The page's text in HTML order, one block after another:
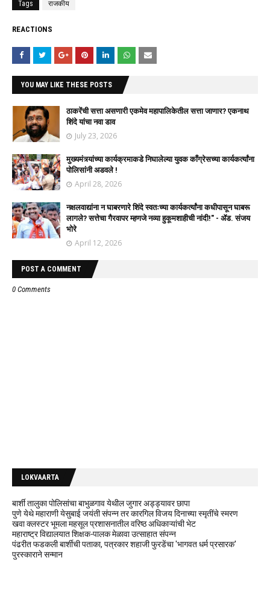
Tags राजकीय
REACTIONS
YOU MAY LIKE THESE POSTS
ठाकरेंची सत्ता असणारी एकमेव महापालिकेतील सत्ता जाणार? एकनाथ
शिंदे यांचा नवा डाव
July 23, 2026
मुख्यमंत्र्यांच्या कार्यक्रमाकडे निघालेल्या युवक काँग्रेसच्या कार्यकर्त्यांना
पोलिसांनी अडवले !
April 28, 2026
नक्षलवाद्यांना न घाबरणारे शिंदे स्वतःच्या कार्यकर्त्यांना कधीपासून घाबरू
लागले? सत्तेचा गैरवापर म्हणजे नव्या हुकूमशाहीची नांदी!" - ॲड. संजय
भोरे
April 12, 2026
POST A COMMENT
0 Comments
LOKVAARTA
बार्शी तालुका पोलिसांचा बाभुळगाव येथील जुगार अड्ड्यावर छापा
पुणे येथे महाराणी येसुबाई जयंती संपन्न तर कारगिल विजय दिनाच्या स्मृतींचे स्मरण
खवा क्लस्टर भूमला महसूल प्रशासनातील वरिष्ठ अधिकाऱ्यांची भेट
महाराष्ट्र विद्यालयात शिक्षक-पालक मेळावा उत्साहात संपन्न
पंढरीत फडकली बार्शीची पताका, पत्रकार शहाजी फुरडेंचा 'भागवत धर्म प्रसारक'
पुरस्काराने सन्मान